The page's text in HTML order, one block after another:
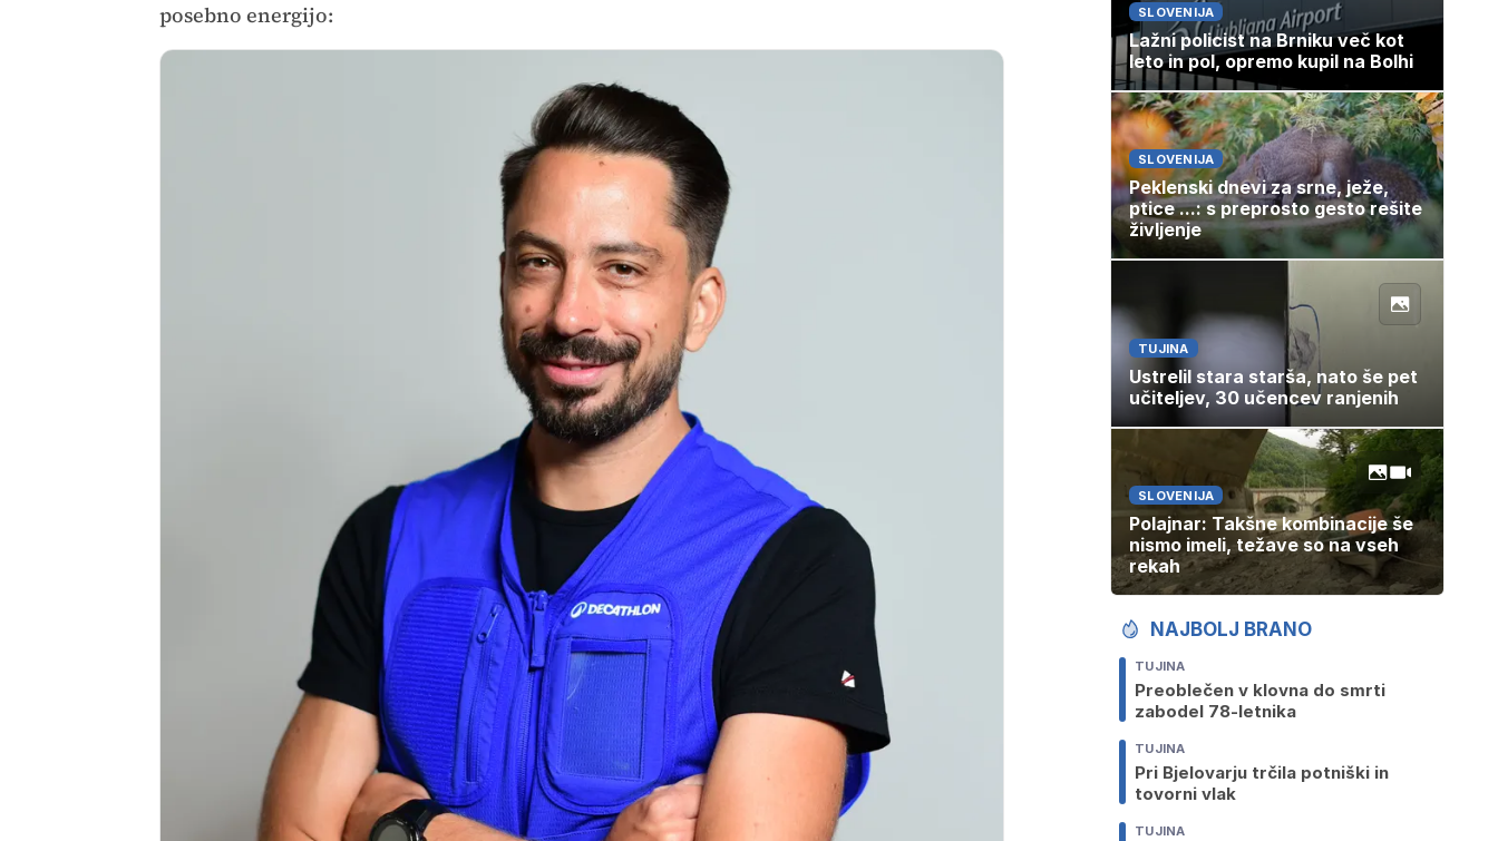
posebno energijo:
SLOVENIJA
Lažni policist na Brniku več kot
leto in pol, opremo kupil na Bolhi
SLOVENIJA
Peklenski dnevi za srne, ježe,
ptice ...: s preprosto gesto rešite
življenje
TUJINA
Ustrelil stara starša, nato še pet
učiteljev, 30 učencev ranjenih
SLOVENIJA
Polajnar: Takšne kombinacije še
nismo imeli, težave so na vseh
rekah
NAJBOLJ BRANO
TUJINA
Preoblečen v klovna do smrti
zabodel 78-letnika
TUJINA
Pri Bjelovarju trčila potniški in
tovorni vlak
TUJINA